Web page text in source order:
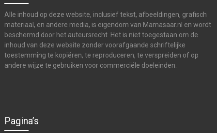
Alle inhoud op deze website, inclusief tekst, afbeeldingen, grafisch
materiaal, en andere media, is eigendom van Mamasaar.nl en wordt
beschermd door het auteursrecht. Het is niet toegestaan om de
inhoud van deze website zonder voorafgaande schriftelijke
toestemming te kopiëren, te reproduceren, te verspreiden of op
andere wijze te gebruiken voor commerciële doeleinden.
Pagina’s